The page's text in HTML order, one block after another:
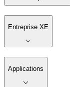
Entreprise XE
Applications